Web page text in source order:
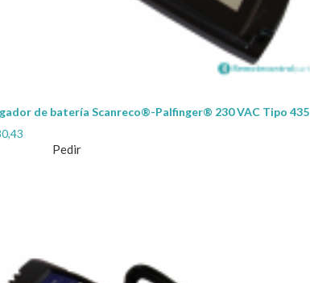
de batería Scanreco®-Palfinger® 230 VAC Tipo 435
Pedir